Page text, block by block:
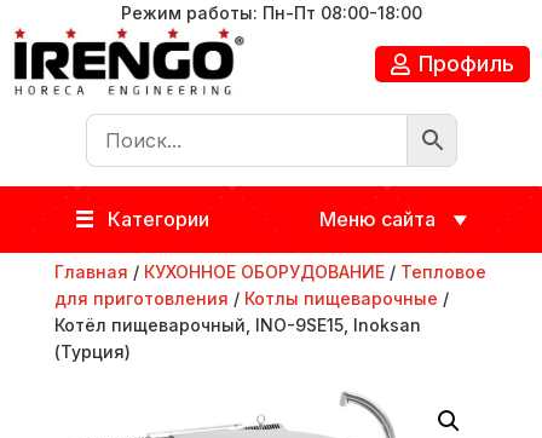
Режим работы: Пн-Пт 08:00-18:00
Профиль
Категории Меню сайта
Главная / КУХОННОЕ ОБОРУДОВАНИЕ/ Тепловое
для приготовления / Котлы пищеварочные /
Котёл пищеварочный, INO-9SE15, Inoksan
(Турция)